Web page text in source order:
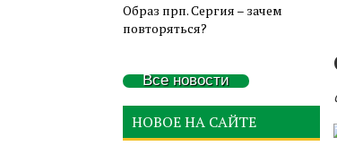
Образ прп. Сергия – зачем
повторяться?
Все новости
НОВОЕ НА САЙТЕ